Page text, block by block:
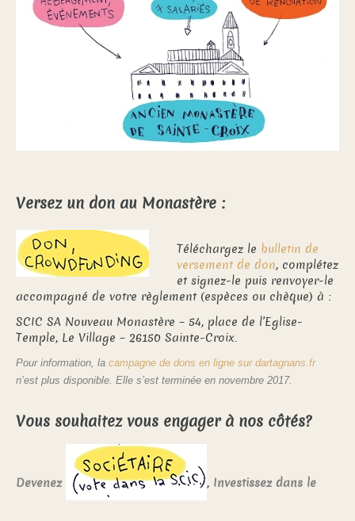
Versez un don au Monastère :
Téléchargez le bulletin de
versement de don, complétez
et signez-le puis renvoyer-le
accompagné de votre règlement (espèces ou chèque) à :
SCIC SA Nouveau Monastère – 54, place de l’Eglise-
Temple, Le Village – 26150 Sainte-Croix.
Pour information, la campagne de dons en ligne sur dartagnans.fr
n’est plus disponible. Elle s’est terminée en novembre 2017.
Vous souhaitez vous engager à nos côtés?
Devenez , Investissez dans le